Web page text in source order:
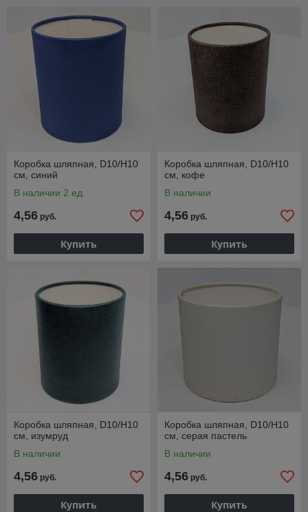
Коробка шляпная, D10/H10
см, синий
В наличии 2 ед.
4,56 руб.
Купить
Коробка шляпная, D10/H10
см, кофе
В наличии
4,56 руб.
Купить
Коробка шляпная, D10/H10
см, изумруд
В наличии
4,56 руб.
Купить
Коробка шляпная, D10/H10
см, серая пастель
В наличии
4,56 руб.
Купить